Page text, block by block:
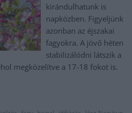
kirándulhatunk is
napközben. Figyeljünk
azonban az éjszakai
fagyokra. A jövő héten
stabilizálódni látszik a
megközelítve a 17-18 fokot is.